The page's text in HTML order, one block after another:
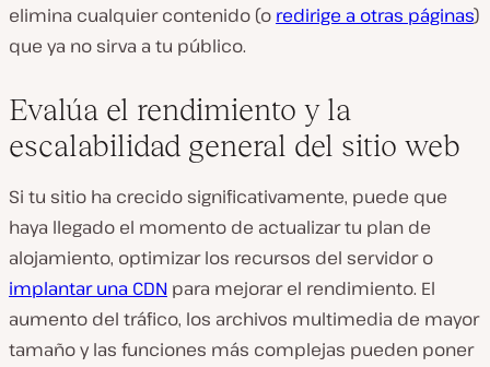
elimina cualquier contenido (o redirige a otras páginas)
que ya no sirva a tu público.
Evalúa el rendimiento y la
escalabilidad general del sitio web
Si tu sitio ha crecido significativamente, puede que
haya llegado el momento de actualizar tu plan de
alojamiento, optimizar los recursos del servidor o
implantar una CDN para mejorar el rendimiento. El
aumento del tráfico, los archivos multimedia de mayor
tamaño y las funciones más complejas pueden poner